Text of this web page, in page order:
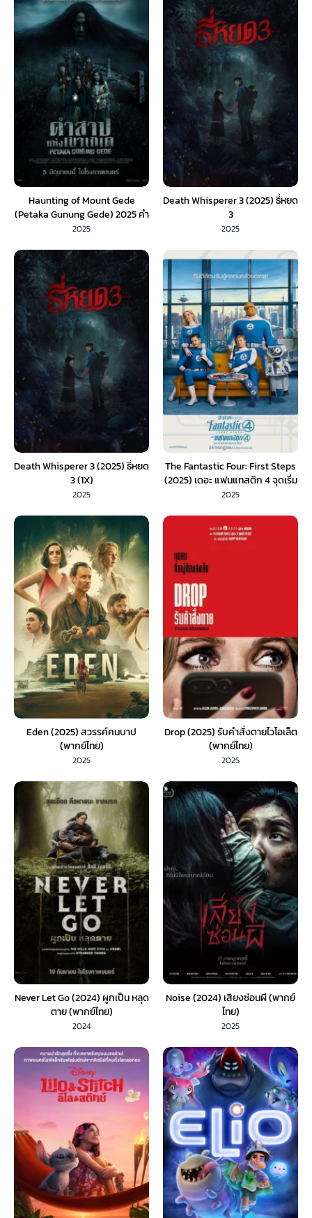
Haunting of Mount Gede
(Petaka Gunung Gede) 2025 คำ
สาปแห่งเขาเกเด (พากย์ไทย) 1Xห
2025
Death Whisperer 3 (2025) ธี่หยด
3
2025
Death Whisperer 3 (2025) ธี่หยด
3 (1X)
2025
The Fantastic Four: First Steps
(2025) เดอะ แฟนแทสติก 4 จุดเริ่ม
ต้นปฐมบทใหม่ (พากย์ไทย)
2025
Eden (2025) สวรรค์คนบาป
(พากย์ไทย)
2025
Drop (2025) รับคำสั่งตายไวโอเล็ต
(พากย์ไทย)
2025
Never Let Go (2024) ผูกเป็น หลุด
ตาย (พากย์ไทย)
2024
Noise (2024) เสียงซ่อนผี (พากย์
ไทย)
2025